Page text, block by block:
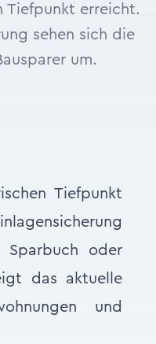
Tiefpunkt erreicht.
sehen sich die
um.
Tiefpunkt
Sparbuch oder
das aktuelle
und